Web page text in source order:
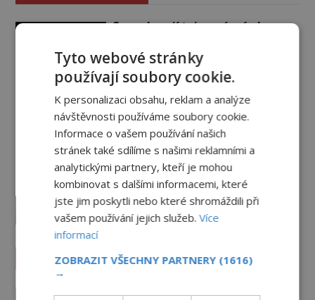
Co zachycují tajemné snímky
PREMIUM 7.8.2026
Podivné události roku 2023: Jsou
Američané v obležení UFO?
PREMIUM 27.7.2026 3.5TIS
Nad australským městem
„tančila“ záhadná světla
PREMIUM 4.7.2026 3.4TIS
Záhady historie
Ayia Napa: Kyperské vodní
Tyto webové stránky
používají soubory cookie.
K personalizaci obsahu, reklam a analýze
návštěvnosti používáme soubory cookie.
Informace o vašem používání našich
stránek také sdílíme s našimi reklamními a
analytickými partnery, kteří je mohou
kombinovat s dalšími informacemi, které
jste jim poskytli nebo které shromáždili při
vašem používání jejich služeb.Více
informací
ZOBRAZIT VŠECHNY PARTNERY (1616)
→